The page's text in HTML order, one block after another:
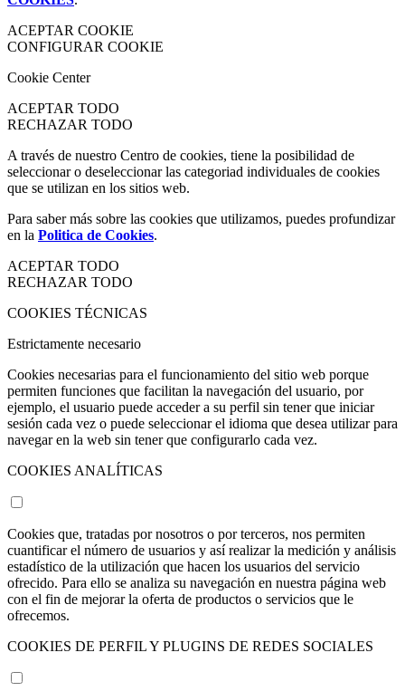
ACEPTAR COOKIE
CONFIGURAR COOKIE
Cookie Center
ACEPTAR TODO
RECHAZAR TODO
A través de nuestro Centro de cookies, tiene la posibilidad de
seleccionar o deseleccionar las categoriad individuales de cookies
que se utilizan en los sitios web.
Para saber más sobre las cookies que utilizamos, puedes profundizar
en la Politica de Cookies.
ACEPTAR TODO
RECHAZAR TODO
COOKIES TÉCNICAS
Estrictamente necesario
Cookies necesarias para el funcionamiento del sitio web porque
permiten funciones que facilitan la navegación del usuario, por
ejemplo, el usuario puede acceder a su perfil sin tener que iniciar
sesión cada vez o puede seleccionar el idioma que desea utilizar para
navegar en la web sin tener que configurarlo cada vez.
COOKIES ANALÍTICAS
Cookies que, tratadas por nosotros o por terceros, nos permiten
cuantificar el número de usuarios y así realizar la medición y análisis
estadístico de la utilización que hacen los usuarios del servicio
ofrecido. Para ello se analiza su navegación en nuestra página web
con el fin de mejorar la oferta de productos o servicios que le
ofrecemos.
COOKIES DE PERFIL Y PLUGINS DE REDES SOCIALES